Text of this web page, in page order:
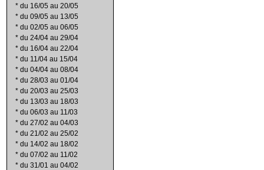
* du 16/05 au 20/05
* du 09/05 au 13/05
* du 02/05 au 06/05
* du 24/04 au 29/04
* du 16/04 au 22/04
* du 11/04 au 15/04
* du 04/04 au 08/04
* du 28/03 au 01/04
* du 20/03 au 25/03
* du 13/03 au 18/03
* du 06/03 au 11/03
* du 27/02 au 04/03
* du 21/02 au 25/02
* du 14/02 au 18/02
* du 07/02 au 11/02
* du 31/01 au 04/02